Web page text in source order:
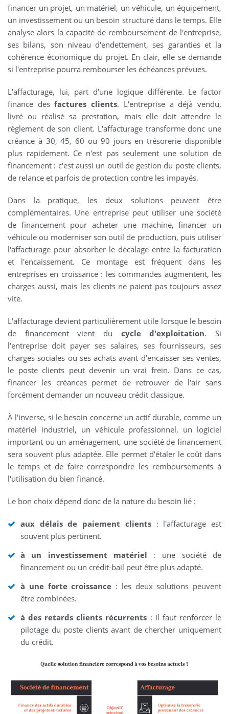
financer un projet, un matériel, un véhicule, un équipement,
un investissement ou un besoin structuré dans le temps. Elle
analyse alors la capacité de remboursement de l'entreprise,
ses bilans, son niveau d'endettement, ses garanties et la
cohérence économique du projet. En clair, elle se demande
si l'entreprise pourra rembourser les échéances prévues.
L'affacturage, lui, part d'une logique différente. Le factor
finance desfactures clients. L'entreprise a déjà vendu,
livré ou réalisé sa prestation, mais elle doit attendre le
règlement de son client. L'affacturage transforme donc une
créance à 30, 45, 60 ou 90 jours en trésorerie disponible
plus rapidement. Ce n'est pas seulement une solution de
financement : c'est aussi un outil de gestion du poste clients,
de relance et parfois de protection contre les impayés.
Dans la pratique, les deux solutions peuvent être
complémentaires. Une entreprise peut utiliser une société
de financement pour acheter une machine, financer un
véhicule ou moderniser son outil de production, puis utiliser
l'affacturage pour absorber le décalage entre la facturation
et l'encaissement. Ce montage est fréquent dans les
entreprises en croissance : les commandes augmentent, les
charges aussi, mais les clients ne paient pas toujours assez
vite.
L'affacturage devient particulièrement utile lorsque le besoin
de financement vient du cycle d'exploitation. Si
l'entreprise doit payer ses salaires, ses fournisseurs, ses
charges sociales ou ses achats avant d'encaisser ses ventes,
le poste clients peut devenir un vrai frein. Dans ce cas,
financer les créances permet de retrouver de l'air sans
forcément demander un nouveau crédit classique.
À l'inverse, si le besoin concerne un actif durable, comme un
matériel industriel, un véhicule professionnel, un logiciel
important ou un aménagement, une société de financement
sera souvent plus adaptée. Elle permet d'étaler le coût dans
le temps et de faire correspondre les remboursements à
l'utilisation du bien financé.
Le bon choix dépend donc de la nature du besoin lié :
aux délais de paiement clients: l'affacturage est
souvent plus pertinent.
à un investissement matériel : une société de
financement ou un crédit-bail peut être plus adapté.
à une forte croissance : les deux solutions peuvent
être combinées.
à des retards clients récurrents : il faut renforcer le
pilotage du poste clients avant de chercher uniquement
du crédit.